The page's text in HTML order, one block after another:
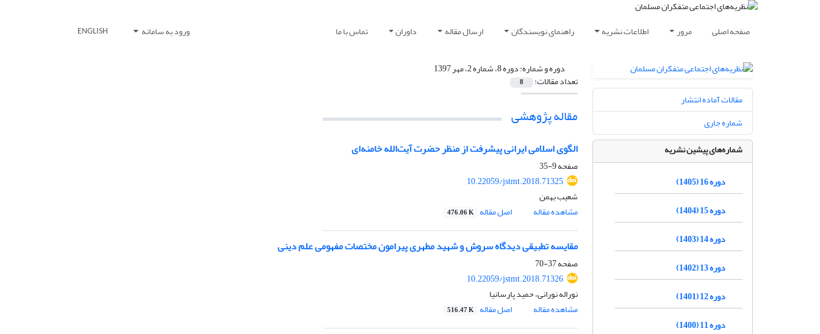
صفحه اصلی مرور اطلاعات نشریه راهنمای نویسندگان ارسال مقاله داوران تماس با ما ورود به سامانه ENGLISH
دوره و شماره:دوره 8، شماره 2، مهر 1397
تعداد مقالات: 8
مقاله پژوهشی
الگوی اسلامی ایرانی پیشرفت از منظر حضرت آیت‌الله خامنه‌ای
صفحه9-35
10.22059/jstmt.2018.71325
شعیب بهمن
مشاهده مقاله
اصل مقاله 476.06 K
مقایسه تطبیقی دیدگاه سروش و شهید مطهری پیرامون مختصات مفهومی علم دینی
صفحه37-70
10.22059/jstmt.2018.71326
نوراله نورانی، حمید پارسانیا
مشاهده مقاله
اصل مقاله 516.47 K
مقالات آماده انتشار
شماره جاری
شماره‌های پیشین نشریه
دوره 16 (1405)
دوره 15 (1404)
دوره 14 (1403)
دوره 13 (1402)
دوره 12 (1401)
دوره 11 (1400)